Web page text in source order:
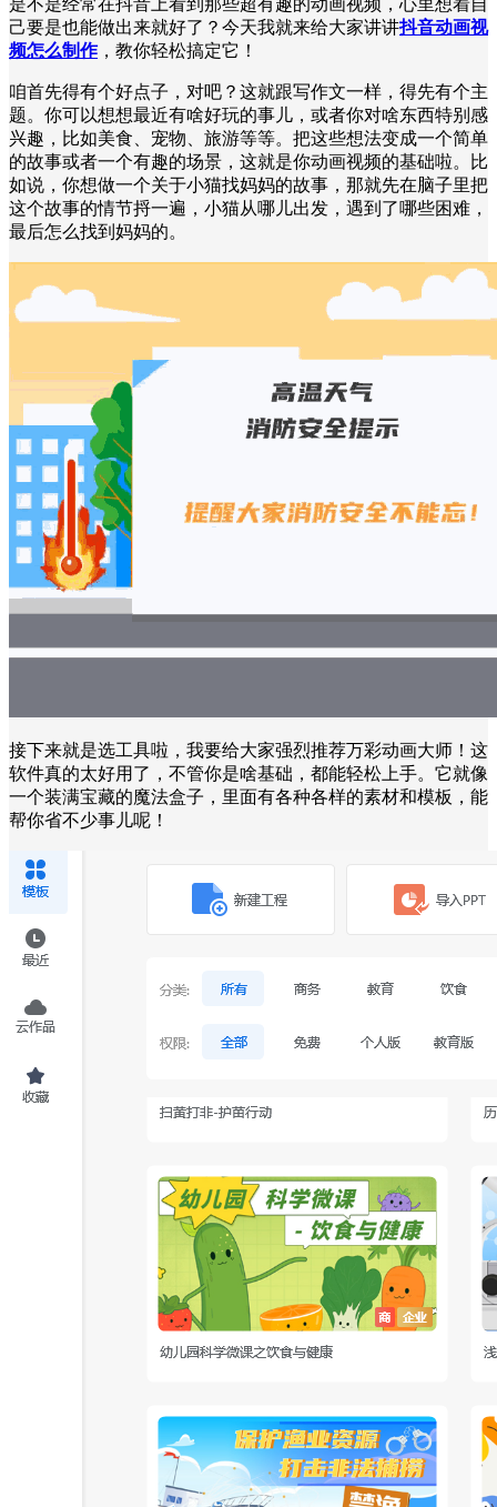
己要是也能做出来就好了？今天我就来给大家讲讲抖音动画视
频怎么制作，教你轻松搞定它！
咱首先得有个好点子，对吧？这就跟写作文一样，得先有个主
题。你可以想想最近有啥好玩的事儿，或者你对啥东西特别感
兴趣，比如美食、宠物、旅游等等。把这些想法变成一个简单
的故事或者一个有趣的场景，这就是你动画视频的基础啦。比
如说，你想做一个关于小猫找妈妈的故事，那就先在脑子里把
这个故事的情节捋一遍，小猫从哪儿出发，遇到了哪些困难，
最后怎么找到妈妈的。
接下来就是选工具啦，我要给大家强烈推荐万彩动画大师！这
软件真的太好用了，不管你是啥基础，都能轻松上手。它就像
一个装满宝藏的魔法盒子，里面有各种各样的素材和模板，能
帮你省不少事儿呢！